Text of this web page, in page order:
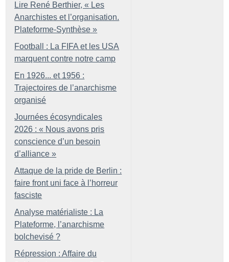
Lire René Berthier, « Les
Anarchistes et l’organisation.
Plateforme-Synthèse »
Football : La FIFA et les USA
marquent contre notre camp
En 1926... et 1956 :
Trajectoires de l’anarchisme
organisé
Journées écosyndicales
2026 : « Nous avons pris
conscience d’un besoin
d’alliance »
Attaque de la pride de Berlin :
faire front uni face à l’horreur
fasciste
Analyse matérialiste : La
Plateforme, l’anarchisme
bolchevisé ?
Répression : Affaire du